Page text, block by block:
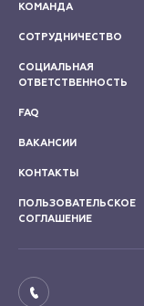
КОМАНДА
СОТРУДНИЧЕСТВО
СОЦИАЛЬНАЯ
ОТВЕТСТВЕННОСТЬ
FAQ
ВАКАНСИИ
КОНТАКТЫ
ПОЛЬЗОВАТЕЛЬСКОЕ
СОГЛАШЕНИЕ